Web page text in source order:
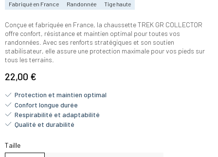
Fabriqué en France Randonnée Tige haute
Conçue et fabriquée en France, la chaussette TREK GR COLLECTOR
offre confort, résistance et maintien optimal pour toutes vos
randonnées. Avec ses renforts stratégiques et son soutien
stabilisateur, elle assure une protection maximale pour vos pieds sur
tous les terrains.
22,00 €
Protection et maintien optimal
Confort longue durée
Respirabilité et adaptabilité
Qualité et durabilité
Taille